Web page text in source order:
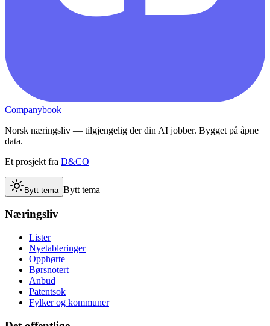
Companybook
Norsk næringsliv — tilgjengelig der din AI jobber. Bygget på åpne
data.
Et prosjekt fra D&CO
Bytt tema Bytt tema
Næringsliv
Lister
Nyetableringer
Opphørte
Børsnotert
Anbud
Patentsok
Fylker og kommuner